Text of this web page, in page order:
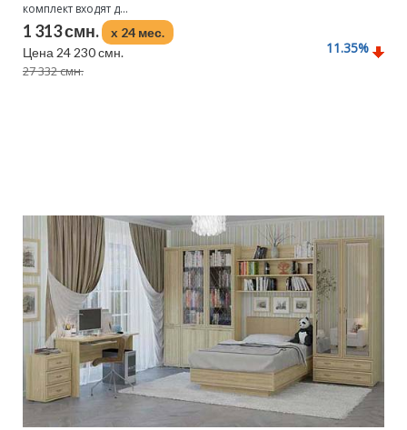
комплект входят д...
1 313 смн.
x 24 мес.
Цена 24 230 смн.
27 332 смн.
11.35%